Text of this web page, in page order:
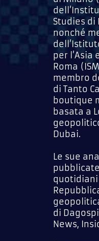
Studies di
nonché
per l’Asia
Roma
membro
di Tanto
boutique
basata a
Dubai.
Le sue
quotidiani
di
News,